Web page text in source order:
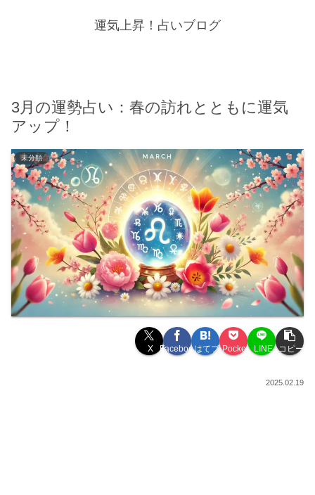
運気上昇！占いブログ
3月の運勢占い：春の訪れとともに運気
アップ！
未分類
X Facebookはてブ Pocket LINE コピー
2025.02.19